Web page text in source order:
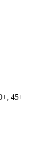
45+